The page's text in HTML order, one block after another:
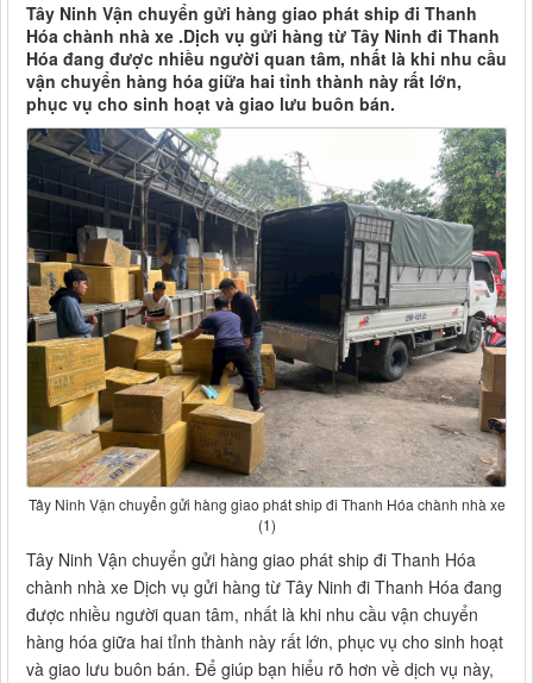
Tây Ninh Vận chuyển gửi hàng giao phát ship đi Thanh
Hóa chành nhà xe .Dịch vụ gửi hàng từ Tây Ninh đi Thanh
Hóa đang được nhiều người quan tâm, nhất là khi nhu cầu
vận chuyển hàng hóa giữa hai tỉnh thành này rất lớn,
phục vụ cho sinh hoạt và giao lưu buôn bán.
Tây Ninh Vận chuyển gửi hàng giao phát ship đi Thanh Hóa chành nhà xe
(1)
Tây Ninh Vận chuyển gửi hàng giao phát ship đi Thanh Hóa
chành nhà xe Dịch vụ gửi hàng từ Tây Ninh đi Thanh Hóa đang
được nhiều người quan tâm, nhất là khi nhu cầu vận chuyển
hàng hóa giữa hai tỉnh thành này rất lớn, phục vụ cho sinh hoạt
và giao lưu buôn bán. Để giúp bạn hiểu rõ hơn về dịch vụ này,